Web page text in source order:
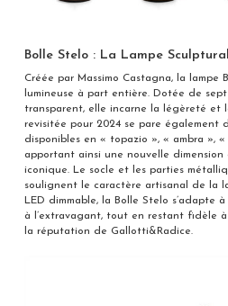
Bolle Stelo : La Lampe
Créée par Massimo Castagna, la lampe
lumineuse à part entière. Dotée de
transparent, elle incarne la légèreté et
revisitée pour 2024 se pare également
disponibles en « topazio », « ambra »,
apportant ainsi une nouvelle
iconique. Le socle et les parties
soulignent le caractère artisanal de la
LED dimmable, la Bolle Stelo s’adapte
à l’extravagant, tout en restant fidèle
la réputation de Gallotti&Radice.